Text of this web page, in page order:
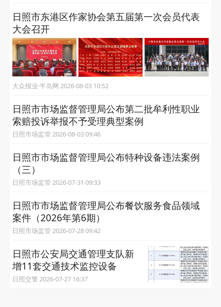
日照市东港区作家协会第五届第一次会员代表
大会召开
大众报业·半岛网 2026-08-03 10:52
日照市市场监督管理局公布第二批牟利性职业
索赔投诉举报不予受理典型案例
日照市场监管 2026-08-03 09:46
日照市市场监督管理局公布特种设备违法案例
（三）
日照市场监管 2026-07-31 09:33
日照市市场监督管理局公布餐饮服务食品领域
案件（2026年第6期）
日照市场监管 2026-07-28 09:42
日照市公安局交通管理支队新
增11套交通技术监控设备
日照交警 2026-07-27 16:37